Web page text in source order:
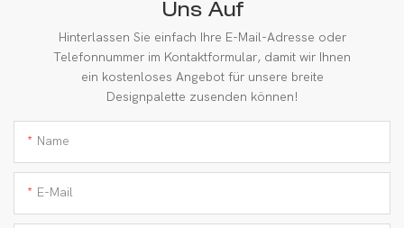
Uns Auf
Hinterlassen Sie einfach Ihre E-Mail-Adresse oder
Telefonnummer im Kontaktformular, damit wir Ihnen
ein kostenloses Angebot für unsere breite
Designpalette zusenden können!
Name
E-Mail